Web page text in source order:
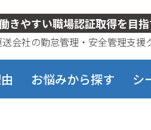
クス
きやすい職場認証取得を目
送会社の勤怠管理・安全管理支援
お悩みから探す シ